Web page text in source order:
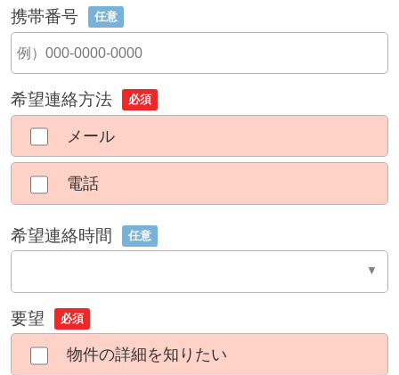
携帯番号 任意
希望連絡方法 必須
メール
電話
希望連絡時間 任意
要望 必須
物件の詳細を知りたい